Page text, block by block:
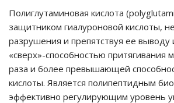
Полиглутаминовая кислота
защитником гиалуроновой кислоты,
разрушения и препятствуя ее
«сверх»-способностью притягивания
раза и более превышающей
кислоты. Является полипептидным
эффективно регулирующим уровень